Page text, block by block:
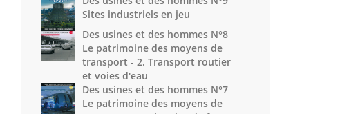
Sites industriels en jeu
Des usines et des hommes N°8
Le patrimoine des moyens de
transport - 2. Transport routier
et voies d'eau
Des usines et des hommes N°7
Le patrimoine des moyens de